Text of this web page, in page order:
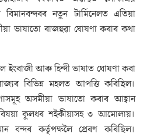
বিমানবন্দৰৰ নতুন টাৰ্মিনেলত এতিয়া
ভাষাতো ৰাজহুৱা ঘোষণা কৰাৰ কথা
ইংৰাজী আৰু হিন্দী ভাষাত ঘোষণা কৰা
বিভিন্ন মহলত আপত্তি কৰিছিল।
অসমীয়া ভাষাতো কৰাৰ আহ্বান
কুলধৰ শইকীয়াসহ ৩ আমোলায়।
বন্দৰ কৰ্তৃপক্ষলৈ প্ৰেৰণ কৰিছিল।